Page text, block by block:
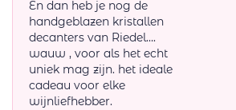
En dan heb je nog de
handgeblazen kristallen
decanters van Riedel….
wauw , voor als het echt
uniek mag zijn. het ideale
cadeau voor elke
wijnliefhebber.